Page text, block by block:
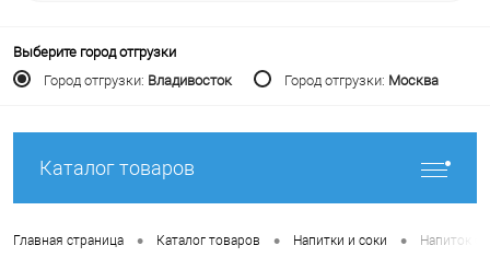
Выберите город отгрузки
Город отгрузки: Владивосток Город отгрузки: Москва
Каталог товаров
Главная страница • Каталог товаров • Напитки и соки • Напиток